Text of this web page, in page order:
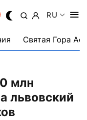
RU
Святая Гора
млн
львовский